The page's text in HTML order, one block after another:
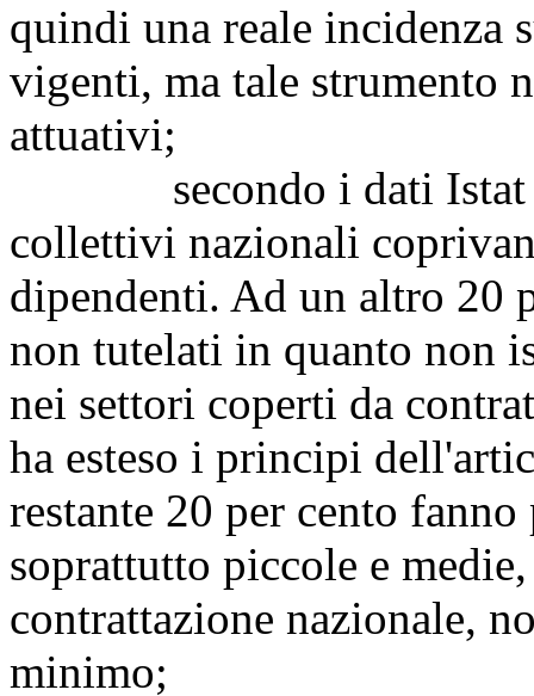
quindi una reale incidenza
vigenti, ma tale strumento
attuativi;
secondo i dati Istat
collettivi nazionali
dipendenti. Ad un altro 20
non tutelati in quanto non
nei settori coperti da
ha esteso i principi
restante 20 per cento
soprattutto piccole e
contrattazione nazionale,
minimo;